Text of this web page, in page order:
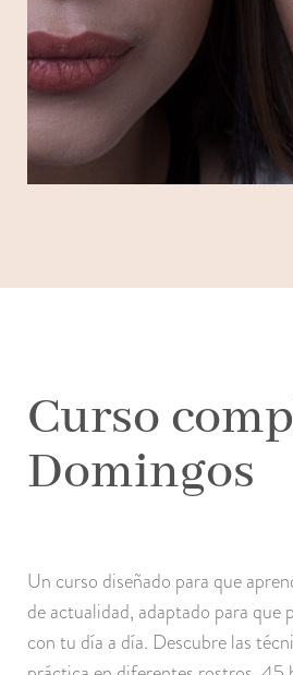
Curso
Domingos
Un curso diseñado para que
de actualidad, adaptado para que
con tu día a día. Descubre las